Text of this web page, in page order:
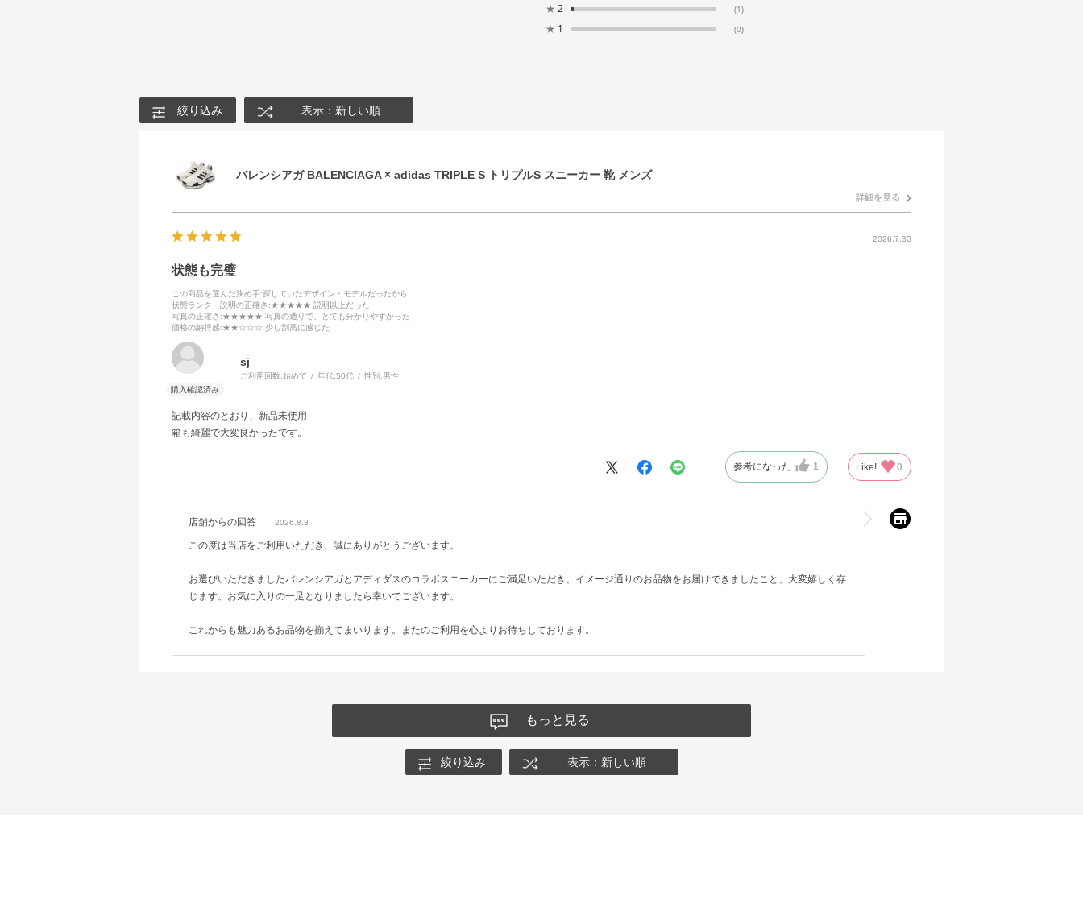
★ 2 (1)
★ 1 (0)
絞り込み 表示：新しい順
バレンシアガ BALENCIAGA × adidas TRIPLE S トリプルS スニーカー 靴 メンズ
詳細を見る
2026.7.30
状態も完璧
この商品を選んだ決め手:探していたデザイン・モデルだったから
状態ランク・説明の正確さ :★★★★★ 説明以上だった
写真の正確さ :★★★★★ 写真の通りで、とても分かりやすかった
価格の納得感:★★☆☆☆ 少し割高に感じた
sj
ご利用回数:始めて 年代:50代 性別:男性
記載内容のとおり、新品未使用
箱も綺麗で大変良かったです。
参考になった 1 Like! 0
店舗からの回答 2026.8.3
この度は当店をご利用いただき、誠にありがとうございます。
お選びいただきましたバレンシアガとアディダスのコラボスニーカーにご満足いただき、イメージ通りのお品物をお届けできましたこと、大変嬉しく存
じます。お気に入りの一足となりましたら幸いでございます。
これからも魅力あるお品物を揃えてまいります。またのご利用を心よりお待ちしております。
もっと見る
絞り込み 表示：新しい順